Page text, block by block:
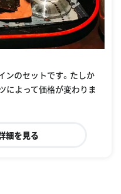
ンのセットです。たしか
によって価格が変わりま
細を見る